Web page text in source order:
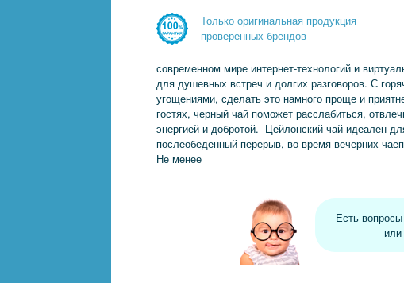
Только оригинальная продукция
проверенных брендов
современном мире интернет-технологий и
для душевных встреч и долгих разговоров. С
угощениями, сделать это намного проще и
гостях, черный чай поможет расслабиться,
энергией и добротой. Цейлонский чай идеален
послеобеденный перерыв, во время вечерних
Не менее
Есть
или